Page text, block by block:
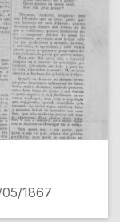
1867